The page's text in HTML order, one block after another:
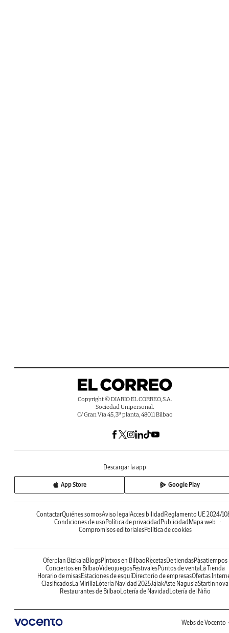
Copyright © DIARIO EL CORREO, S.A.
Sociedad Unipersonal.
C/ Gran Vía 45, 3ª planta, 48011 Bilbao
Descargar la app
App Store Google Play
ContactarQuiénes somosAviso legal Accesibilidad Reglamento UE 2024/
Condiciones de uso Política de privacidad Publicidad Mapa web
Compromisos editorialesPolítica de cookies
Oferplan Bizkaia BlogsPintxos en Bilbao RecetasDe tiendasPasatiempos
Conciertos en BilbaoVideojuegosFestivalesPuntos de venta La Tienda
Horario de misasEstaciones de esquíDirectorio de empresasOfertas
Clasificados La Mirilla Lotería Navidad 2025JaiakAste NagusiaStartinnova
Restaurantes de Bilbao Lotería de Navidad Lotería del Niño
Webs de Vocento